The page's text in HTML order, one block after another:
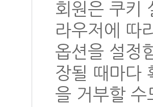
회원은 쿠키
라우저에 따
옵션을 설정
장될 때마다
을 거부할 수